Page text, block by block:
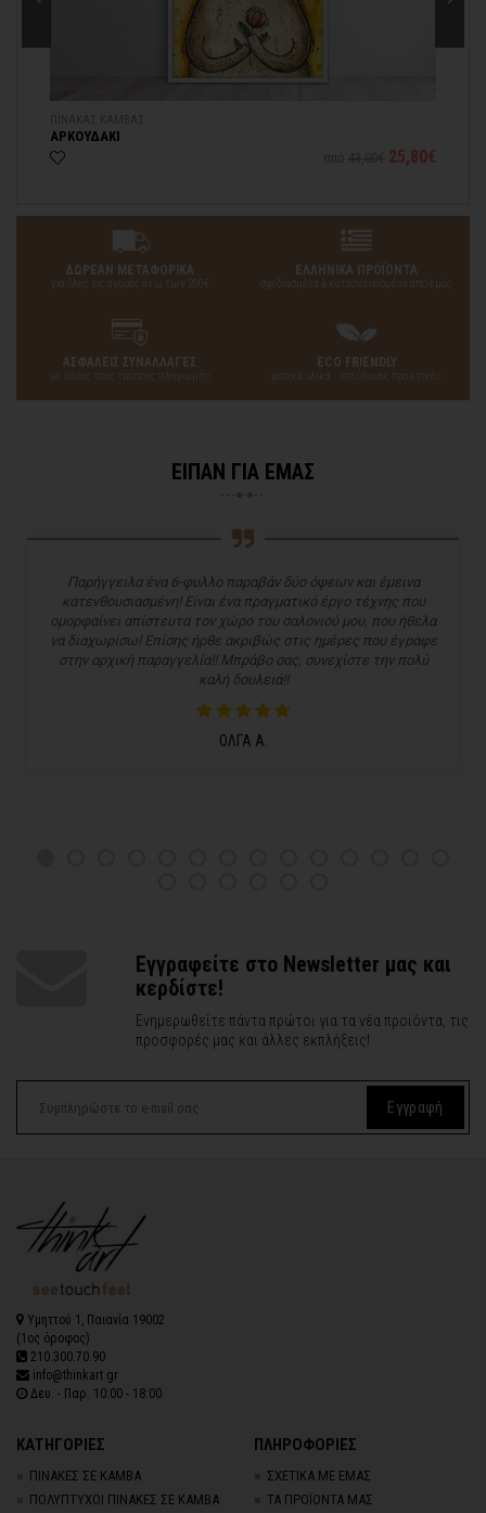
ΑΡΚΟΥΔΑΚΙ
25,80€
ΔΩΡΕΑΝ ΜΕΤΑΦΟΡΙΚΑ
για όλες τις αγορές άνω των 200€
ΕΛΛΗΝΙΚΑ ΠΡΟΪΟΝΤΑ
σχεδιασμένα & κατασκευασμένα από εμάς
ΑΣΦΑΛΕΙΣ ΣΥΝΑΛΛΑΓΕΣ
με όλους τους τρόπους πληρωμής
ECO FRIENDLY
φυσικά υλικά - υπεύθυνες πρακτικές
ΕΙΠΑΝ ΓΙΑ ΕΜΑΣ
Παρήγγειλα ένα 6-φυλλο παραβάν δύο όψεων και έμεινα
κατενθουσιασμένη! Είναι ένα πραγματικό έργο τέχνης που
ομορφαίνει απίστευτα τον χώρο του σαλονιού μου, που ήθελα
να διαχωρίσω! Επίσης ήρθε ακριβώς στις ημέρες που έγραφε
στην αρχική παραγγελία!! Μπράβο σας, συνεχίστε την πολύ
καλή δουλειά!!
ΟΛΓΑ Α.
Εγγραφείτε στο Newsletter μας και
κερδίστε!
Ενημερωθείτε πάντα πρώτοι για τα νέα προϊόντα, τις
προσφορές μας και άλλες εκπλήξεις!
Εγγραφή
Υμηττού 1, Παιανία 19002
(1ος όροφος)
210.300.70.90
info@thinkart.gr
Δευ. - Παρ. 10:00 - 18:00
ΚΑΤΗΓΟΡΙΕΣ
ΠΙΝΑΚΕΣ ΣΕ ΚΑΜΒΑ
ΠΟΛΥΠΤΥΧΟΙ ΠΙΝΑΚΕΣ ΣΕ ΚΑΜΒΑ
ΠΛΗΡΟΦΟΡΙΕΣ
ΣΧΕΤΙΚΑ ΜΕ ΕΜΑΣ
ΤΑ ΠΡΟΪΟΝΤΑ ΜΑΣ